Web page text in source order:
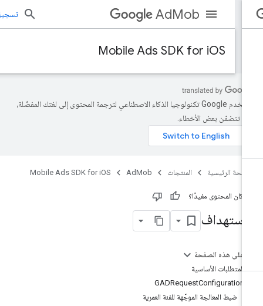
AdMob تسجيل
Mobile Ads SDK for iOS
تستخدم Google تكنولوجيا الذكاء الاصطناعي لترجمة المحتوى إلى لغتك المفضّلة،
تتضمّن بعض الأخطاء.
الرئيسية المنتجات AdMob
Mobile Ads SDK for iOS
كان المحتوى مفيدًا؟
على هذه الصفحة
المتطلبات الأساسية
GADRequestConfiguration
ضبط المعالجة الموجّهة للفئة العمرية